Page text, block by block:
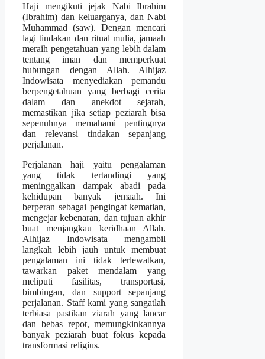
Haji mengikuti jejak Nabi Ibrahim
(Ibrahim) dan keluarganya, dan Nabi
Muhammad (saw). Dengan mencari
lagi tindakan dan ritual mulia, jamaah
meraih pengetahuan yang lebih dalam
tentang iman dan memperkuat
hubungan dengan Allah. Alhijaz
Indowisata menyediakan pemandu
berpengetahuan yang berbagi cerita
dalam dan anekdot sejarah,
memastikan jika setiap peziarah bisa
sepenuhnya memahami pentingnya
dan relevansi tindakan sepanjang
perjalanan.
Perjalanan haji yaitu pengalaman
yang tidak tertandingi yang
meninggalkan dampak abadi pada
kehidupan banyak jemaah. Ini
berperan sebagai pengingat kematian,
mengejar kebenaran, dan tujuan akhir
buat menjangkau keridhaan Allah.
Alhijaz Indowisata mengambil
langkah lebih jauh untuk membuat
pengalaman ini tidak terlewatkan,
tawarkan paket mendalam yang
meliputi fasilitas, transportasi,
bimbingan, dan support sepanjang
perjalanan. Staff kami yang sangatlah
terbiasa pastikan ziarah yang lancar
dan bebas repot, memungkinkannya
banyak peziarah buat fokus kepada
transformasi religius.